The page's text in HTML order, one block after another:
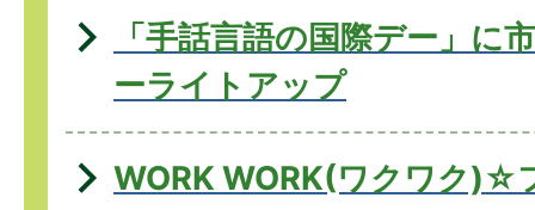
「手話言語の国際デー」に
ーライトアップ
WORK WORK(ワクワク)☆